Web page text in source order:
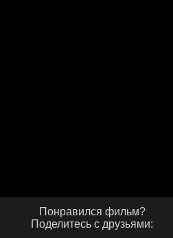
Понравился фильм?
Поделитесь с друзьями: